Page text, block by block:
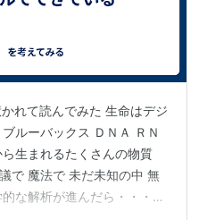
れて読んでみた 生命はデジ
ルーバックス ＤＮＡ ＲＮ
生まれるたくさんの物質
で 魔法で 未だ未知の中 無
な解析が進んだら・・・・